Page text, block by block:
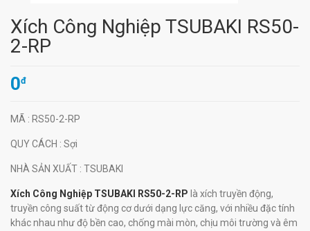
Xích Công Nghiệp TSUBAKI RS50-
2-RP
0đ
MÃ : RS50-2-RP
QUY CÁCH : Sợi
NHÀ SẢN XUẤT : TSUBAKI
Xích Công Nghiệp TSUBAKI RS50-2-RP là xích truyền động,
truyền công suất từ động cơ dưới dạng lực căng, với nhiều đặc tính
khác nhau như độ bền cao, chống mài mòn, chịu môi trường và êm